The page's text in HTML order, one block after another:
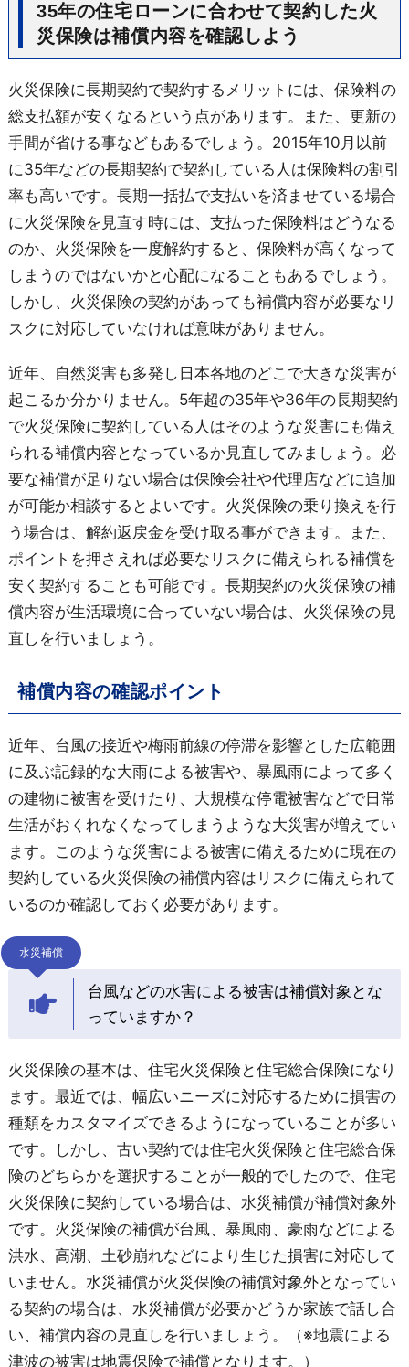
35年の住宅ローンに合わせて契約した火
災保険は補償内容を確認しよう
火災保険に長期契約で契約するメリットには、保険料の
総支払額が安くなるという点があります。また、更新の
手間が省ける事などもあるでしょう。2015年10月以前
に35年などの長期契約で契約している人は保険料の割引
率も高いです。長期一括払で支払いを済ませている場合
に火災保険を見直す時には、支払った保険料はどうなる
のか、火災保険を一度解約すると、保険料が高くなって
しまうのではないかと心配になることもあるでしょう。
しかし、火災保険の契約があっても補償内容が必要なリ
スクに対応していなければ意味がありません。
近年、自然災害も多発し日本各地のどこで大きな災害が
起こるか分かりません。5年超の35年や36年の長期契約
で火災保険に契約している人はそのような災害にも備え
られる補償内容となっているか見直してみましょう。必
要な補償が足りない場合は保険会社や代理店などに追加
が可能か相談するとよいです。火災保険の乗り換えを行
う場合は、解約返戻金を受け取る事ができます。また、
ポイントを押さえれば必要なリスクに備えられる補償を
安く契約することも可能です。長期契約の火災保険の補
償内容が生活環境に合っていない場合は、火災保険の見
直しを行いましょう。
補償内容の確認ポイント
近年、台風の接近や梅雨前線の停滞を影響とした広範囲
に及ぶ記録的な大雨による被害や、暴風雨によって多く
の建物に被害を受けたり、大規模な停電被害などで日常
生活がおくれなくなってしまうような大災害が増えてい
ます。このような災害による被害に備えるために現在の
契約している火災保険の補償内容はリスクに備えられて
いるのか確認しておく必要があります。
水災補償
台風などの水害による被害は補償対象とな
っていますか？
火災保険の基本は、住宅火災保険と住宅総合保険になり
ます。最近では、幅広いニーズに対応するために損害の
種類をカスタマイズできるようになっていることが多い
です。しかし、古い契約では住宅火災保険と住宅総合保
険のどちらかを選択することが一般的でしたので、住宅
火災保険に契約している場合は、水災補償が補償対象外
です。火災保険の補償が台風、暴風雨、豪雨などによる
洪水、高潮、土砂崩れなどにより生じた損害に対応して
いません。水災補償が火災保険の補償対象外となってい
る契約の場合は、水災補償が必要かどうか家族で話し合
い、補償内容の見直しを行いましょう。（※地震による
津波の被害は地震保険で補償となります。）